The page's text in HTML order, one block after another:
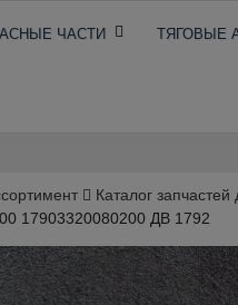
для
ЧАСТИ ТЯГОВЫЕ
Каталог запчастей
17903320080200 ДВ 1792